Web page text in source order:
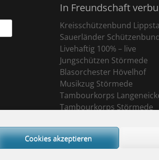
Cookies akzeptieren
In Freundschaft
Kreisschützenbund
Sauerländer
Livehaftig 100% – live
Jungschützen Störmede
Blasorchester Hövelhof
Musikzug Störmede
Tambourkorps
Tambourkorps Störmede